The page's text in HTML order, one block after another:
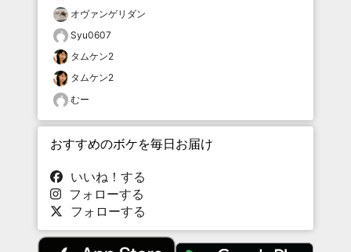
オヴァンゲリダン
Syu0607
タムケン2
タムケン2
むー
おすすめのボケを毎日お届け
いいね！する
フォローする
フォローする